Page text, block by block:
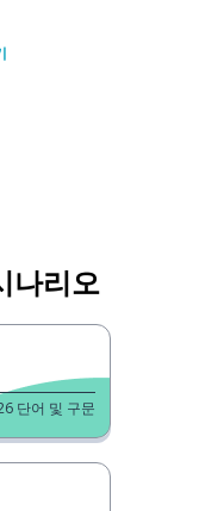
나리오
단어 및 구문